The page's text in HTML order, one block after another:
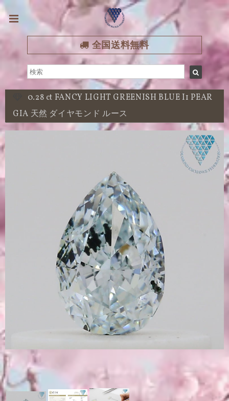
全国送料無料
0.28 ct FANCY LIGHT GREENISH BLUE I1 PEAR
GIA 天然 ダイヤモンド ルース